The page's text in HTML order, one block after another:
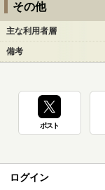
その他
主な利用者層
備考
ポスト
ログイン